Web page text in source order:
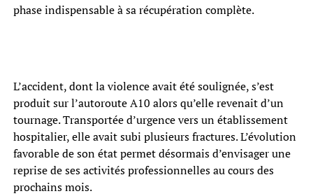
phase indispensable à sa récupération complète.
L’accident, dont la violence avait été soulignée, s’est
produit sur l’autoroute A10 alors qu’elle revenait d’un
tournage. Transportée d’urgence vers un établissement
hospitalier, elle avait subi plusieurs fractures. L’évolution
favorable de son état permet désormais d’envisager une
reprise de ses activités professionnelles au cours des
prochains mois.